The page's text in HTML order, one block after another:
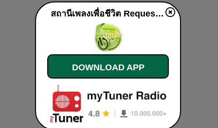
สถานีเพลงเพื่อชีวิต Request Radio For Life live
DOWNLOAD APP